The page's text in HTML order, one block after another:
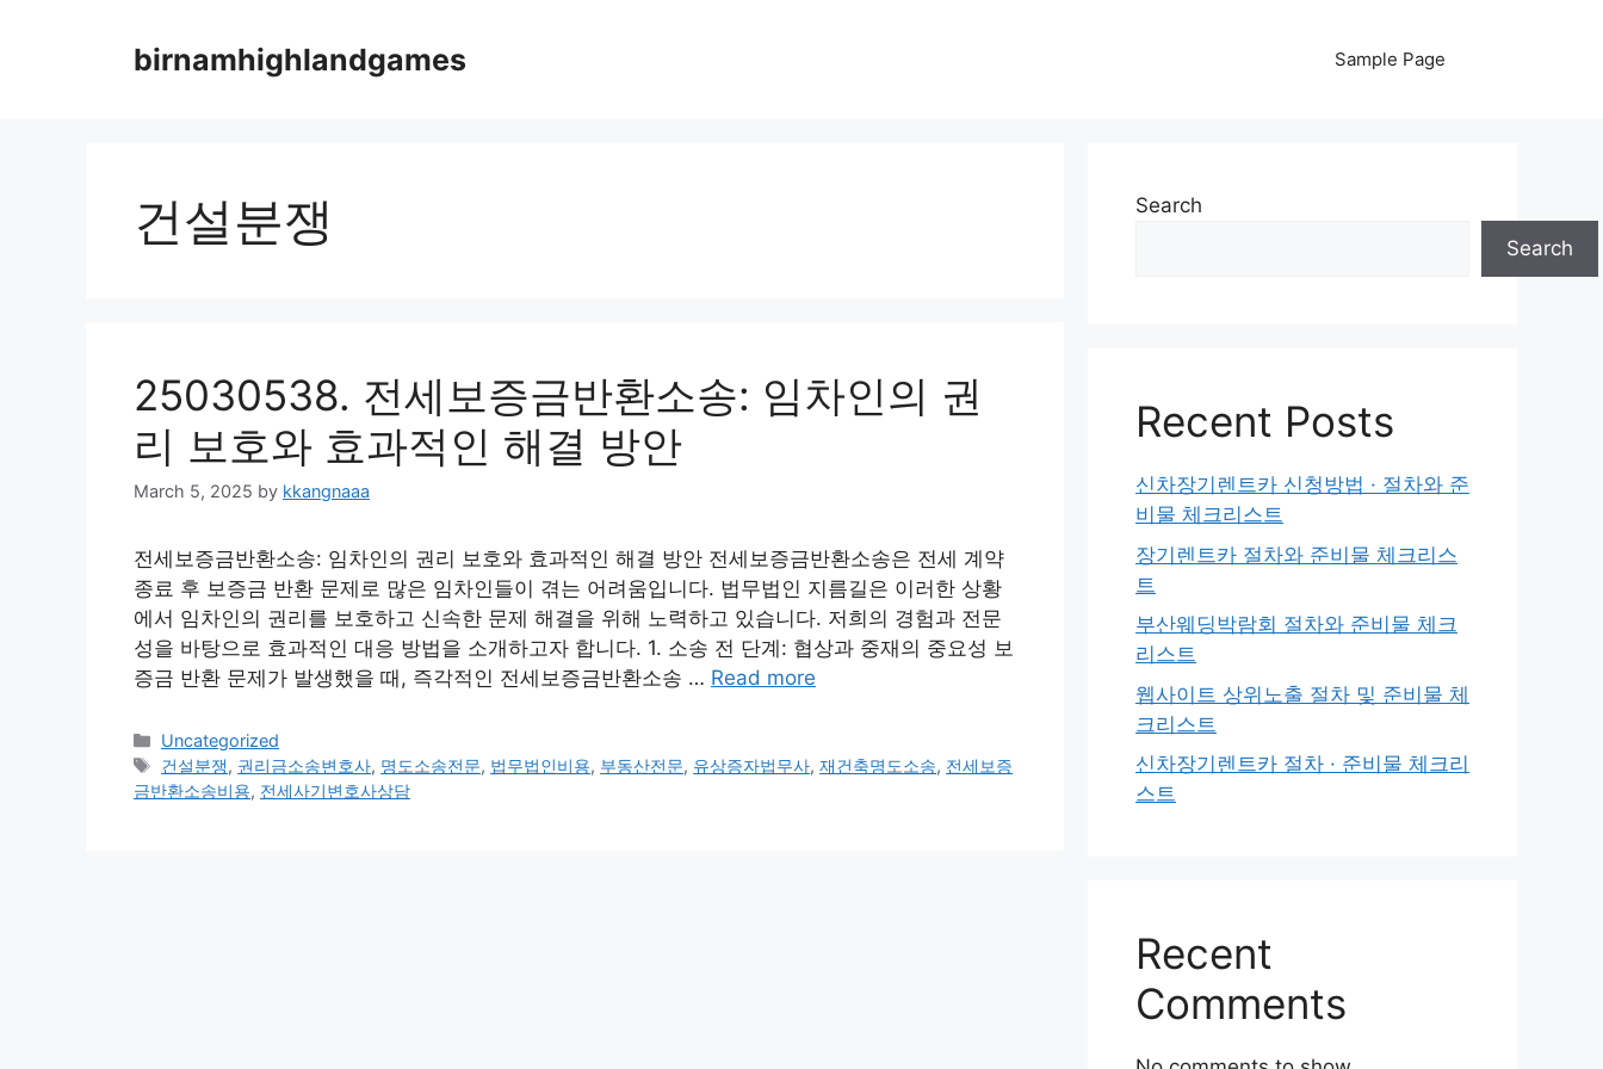
birnamhighlandgames Sample Page
건설분쟁
25030538. 전세보증금반환소송: 임차인의 권
리 보호와 효과적인 해결 방안
March 5, 2025 by kkangnaaa
전세보증금반환소송: 임차인의 권리 보호와 효과적인 해결 방안 전세보증금반환소송은 전세 계약
종료 후 보증금 반환 문제로 많은 임차인들이 겪는 어려움입니다. 법무법인 지름길은 이러한 상황
에서 임차인의 권리를 보호하고 신속한 문제 해결을 위해 노력하고 있습니다. 저희의 경험과 전문
성을 바탕으로 효과적인 대응 방법을 소개하고자 합니다. 1. 소송 전 단계: 협상과 중재의 중요성 보
증금 반환 문제가 발생했을 때, 즉각적인 전세보증금반환소송 … Read more
Categories
Uncategorized
Tags
건설분쟁, 권리금소송변호사, 명도소송전문, 법무법인비용, 부동산전문, 유상증자법무사,재건축명도소송, 전세보증
금반환소송비용, 전세사기변호사상담
Search
Search
Recent Posts
신차장기렌트카 신청방법 · 절차와 준
비물 체크리스트
장기렌트카 절차와 준비물 체크리스
트
부산웨딩박람회 절차와 준비물 체크
리스트
웹사이트 상위노출 절차 및 준비물 체
크리스트
신차장기렌트카 절차 · 준비물 체크리
스트
Recent
Comments